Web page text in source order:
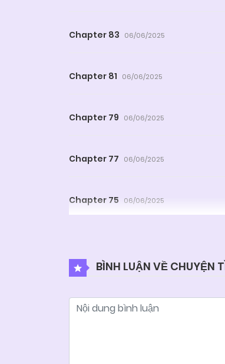
Chapter 83 06/06/2025
Chapter 81 06/06/2025
Chapter 79 06/06/2025
Chapter 77 06/06/2025
Chapter 75 06/06/2025
BÌNH LUẬN VỀ CHUYỆN